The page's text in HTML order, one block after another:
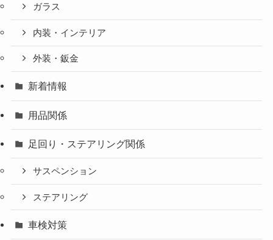
ガラス
内装・インテリア
外装・鈑金
新着情報
用品関係
足回り・ステアリング関係
サスペンション
ステアリング
車検対策